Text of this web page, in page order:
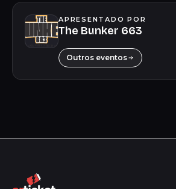
APRESENTADO POR
The Bunker 663
Outros eventos